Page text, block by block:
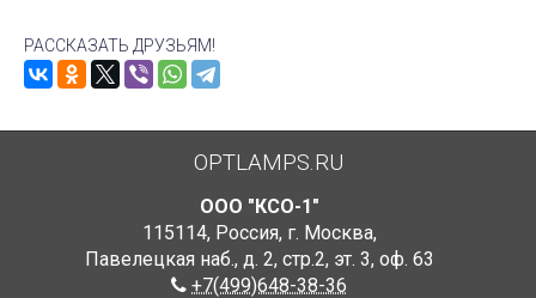
РАССКАЗАТЬ ДРУЗЬЯМ!
OPTLAMPS.RU
ООО "КСО-1"
115114, Россия, г. Москва,
Павелецкая наб., д. 2, стр.2, эт. 3, оф. 63
+7(499)648-38-36